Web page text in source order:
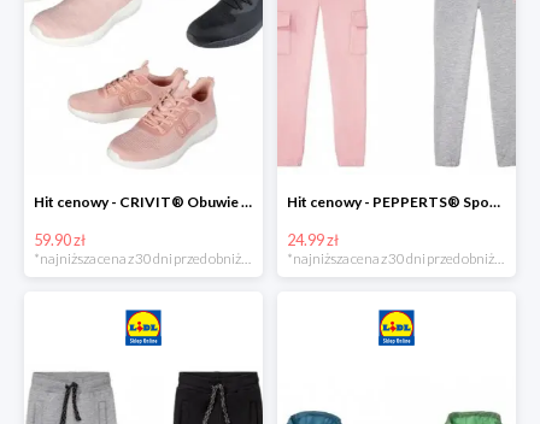
Hit cenowy - CRIVIT® Obuwie dziewczęce sportowe i na co dzień, 1 para
59.90 zł
Hit cenowy - PEPPERTS® Spodnie dresowe dziewczęce, 1 para
24.99 zł